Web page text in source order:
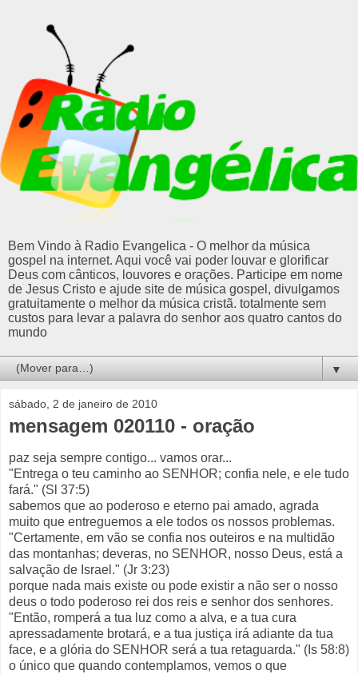
Bem Vindo à Radio Evangelica - O melhor da música
gospel na internet. Aqui você vai poder louvar e glorificar
Deus com cânticos, louvores e orações. Participe em nome
de Jesus Cristo e ajude site de música gospel, divulgamos
gratuitamente o melhor da música cristã. totalmente sem
custos para levar a palavra do senhor aos quatro cantos do
mundo
▼
sábado, 2 de janeiro de 2010
mensagem 020110 - oração
paz seja sempre contigo... vamos orar...
"Entrega o teu caminho ao SENHOR; confia nele, e ele tudo
fará." (Sl 37:5)
sabemos que ao poderoso e eterno pai amado, agrada
muito que entreguemos a ele todos os nossos problemas.
"Certamente, em vão se confia nos outeiros e na multidão
das montanhas; deveras, no SENHOR, nosso Deus, está a
salvação de Israel." (Jr 3:23)
porque nada mais existe ou pode existir a não ser o nosso
deus o todo poderoso rei dos reis e senhor dos senhores.
"Então, romperá a tua luz como a alva, e a tua cura
apressadamente brotará, e a tua justiça irá adiante da tua
face, e a glória do SENHOR será a tua retaguarda." (Is 58:8)
o único que quando contemplamos, vemos o que